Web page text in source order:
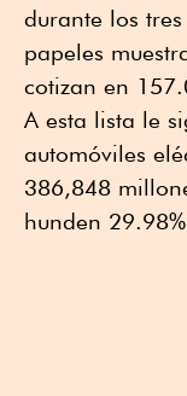
durante los
papeles
cotizan en
A esta lista le
automóviles
386,848
hunden